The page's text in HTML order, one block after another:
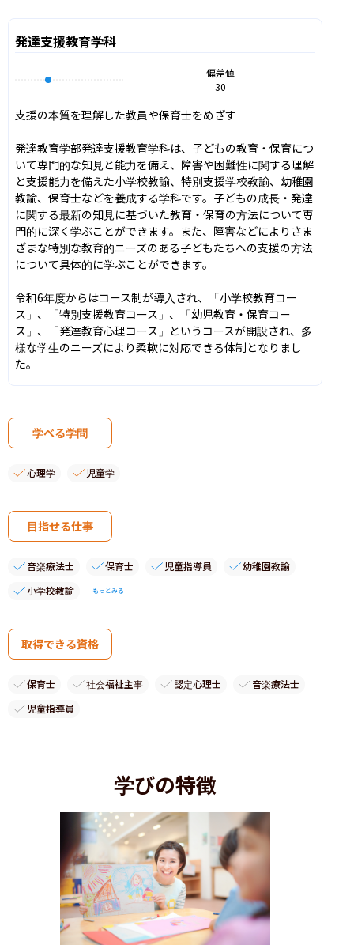
発達支援教育学科
偏差値
30
支援の本質を理解した教員や保育士をめざす
発達教育学部発達支援教育学科は、子どもの教育・保育につ
いて専門的な知見と能力を備え、障害や困難性に関する理解
と支援能力を備えた小学校教諭、特別支援学校教諭、幼稚園
教諭、保育士などを養成する学科です。子どもの成長・発達
に関する最新の知見に基づいた教育・保育の方法について専
門的に深く学ぶことができます。また、障害などによりさま
ざまな特別な教育的ニーズのある子どもたちへの支援の方法
について具体的に学ぶことができます。
令和6年度からはコース制が導入され、「小学校教育コー
ス」、「特別支援教育コース」、「幼児教育・保育コー
ス」、「発達教育心理コース」というコースが開設され、多
様な学生のニーズにより柔軟に対応できる体制となりまし
た。
学べる学問
心理学 児童学
目指せる仕事
音楽療法士 保育士 児童指導員
幼稚園教諭
小学校教諭
もっとみる
取得できる資格
保育士 社会福祉主事 認定心理士
音楽療法士
児童指導員
学びの特徴